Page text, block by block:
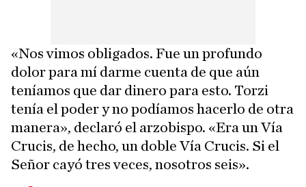
«Nos vimos obligados. Fue un profundo
dolor para mí darme cuenta de que aún
teníamos que dar dinero para esto. Torzi
tenía el poder y no podíamos hacerlo de otra
manera», declaró el arzobispo. «Era un Vía
Crucis, de hecho, un doble Vía Crucis. Si el
Señor cayó tres veces, nosotros seis».